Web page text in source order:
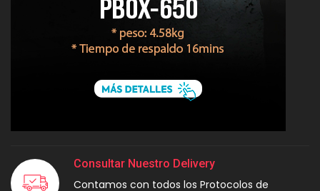
Consultar Nuestro Delivery
Contamos con todos los Protocolos de